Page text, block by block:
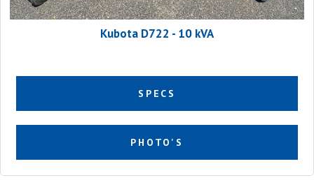
Kubota D722 - 10 kVA
SPECS
PHOTO'S